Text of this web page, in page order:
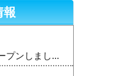
報
プンしまし...